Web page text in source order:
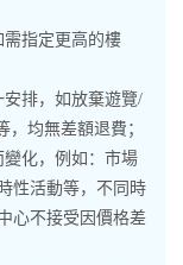
指定更高的樓
排，如放棄遊覽/
均無差額退費；
化，例如：市場
性活動等，不同時
心不接受因價格差